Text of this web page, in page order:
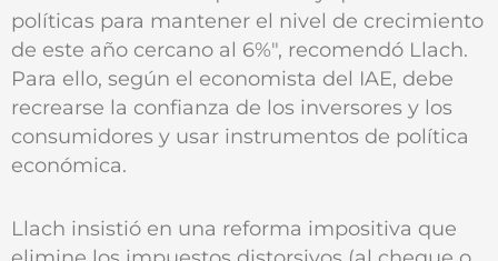
políticas para mantener el nivel de crecimiento
de este año cercano al 6%", recomendó Llach.
Para ello, según el economista del IAE, debe
recrearse la confianza de los inversores y los
consumidores y usar instrumentos de política
económica.
Llach insistió en una reforma impositiva que